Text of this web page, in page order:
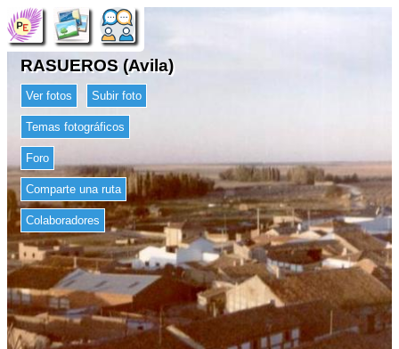
RASUEROS (Avila)
Ver fotos Subir foto
Temas fotográficos
Foro
Comparte una ruta
Colaboradores